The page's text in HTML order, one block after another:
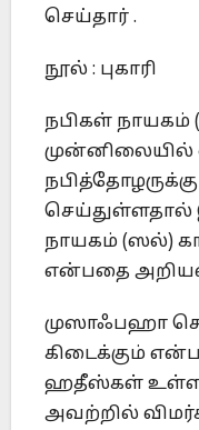
செய்தார் .
நூல் : புகாரி
நபிகள்
முன்னிலையில்
செய்துள்ளதால்
நாயகம் (ஸல்)
என்பதை
முஸாஃபஹா
கிடைக்கும்
ஹதீஸ்கள்
அவற்றில்